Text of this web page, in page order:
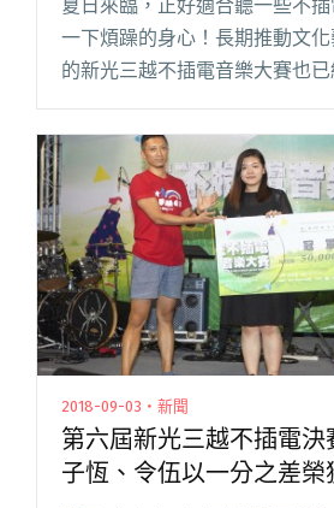
夏日來臨，正好適合聽一些不
一下煩躁的身心！長期推動文
的新光三越不插電音樂大賽也已
活動期望透過不插電的表演形
樂，呈現音樂最原始的風貌，自
來，挖掘了許多優秀的音樂人
越不插電歷屆決賽入圍者近況
單伴你度過夏日午後"
2018-09-03・新聞
第六屆新光三越不插電決
子恆、令伍以一分之差榮